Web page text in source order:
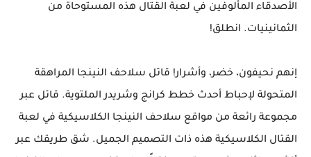
الأصدقاء المألوفين في لعبة القتال هذه المستوحاة من
الثمانينيات. انطلق!
إنهم نحيفون، خضر، وأشرار! قاتل سلاحف النينجا المراهقة
المتحولة لإحباط أحدث خطط كرانج وشريدر الملتوية. قاتل عبر
مجموعة رائعة من مواقع سلاحف النينجا الكلاسيكية في لعبة
القتال الكلاسيكية هذه ذات التصميم الجميل. شق طريقك عبر